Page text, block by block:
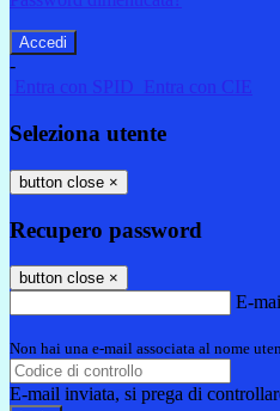
-
Entra con SPID
Entra con CIE
Seleziona utente
button close ×
Recupero password
button close ×
E-
Non hai una e-mail associata al nome
E-mail inviata, si prega di